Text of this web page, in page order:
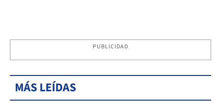
PUBLICIDAD
MÁS LEÍDAS